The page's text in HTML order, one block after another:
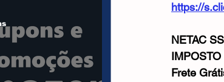
https://
NETAC
Frete